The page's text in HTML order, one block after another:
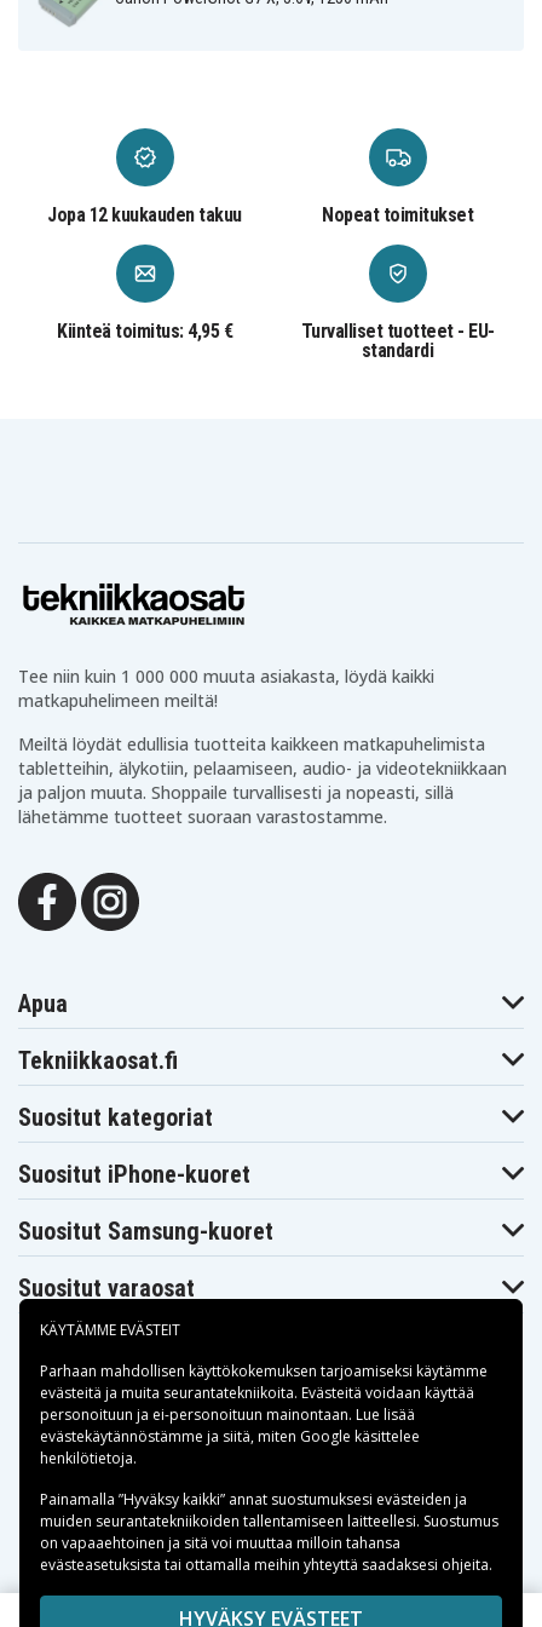
SX740HS
SX720HS
Jopa 12 kuukauden takuu Nopeat toimitukset
Kiinteä toimitus: 4,95 €
Turvalliset tuotteet - EU-
standardi
Tee niin kuin 1 000 000 muuta asiakasta, löydä kaikki
matkapuhelimeen meiltä!
Meiltä löydät edullisia tuotteita kaikkeen matkapuhelimista
tabletteihin, älykotiin, pelaamiseen, audio- ja videotekniikkaan
ja paljon muuta. Shoppaile turvallisesti ja nopeasti, sillä
lähetämme tuotteet suoraan varastostamme.
Apua
Tekniikkaosat.fi
Suositut kategoriat
Suositut iPhone-kuoret
Suositut Samsung-kuoret
Suositut varaosat
Maksuvaihtoehdot
Toimitusvaihtoehdot
Copyright © 2026, Spares Nordic AB
KÄYTÄMME EVÄSTEIT
Parhaan mahdollisen käyttökokemuksen tarjoamiseksi käytämme
evästeitä ja muita seurantatekniikoita. Evästeitä voidaan käyttää
personoituun ja ei-personoituun mainontaan. Lue lisää
evästekäytännöstämme ja siitä, miten Google käsittelee
henkilötietoja.
Painamalla ”Hyväksy kaikki” annat suostumuksesi evästeiden ja
muiden seurantatekniikoiden tallentamiseen laitteellesi. Suostumus
on vapaaehtoinen ja sitä voi muuttaa milloin tahansa
evästeasetuksista tai ottamalla meihin yhteyttä saadaksesi ohjeita.
HYVÄKSY EVÄSTEET